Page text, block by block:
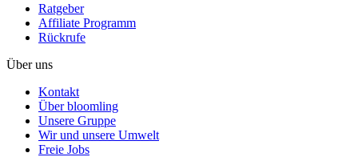
Ratgeber
Affiliate Programm
Rückrufe
Über uns
Kontakt
Über bloomling
Unsere Gruppe
Wir und unsere Umwelt
Freie Jobs